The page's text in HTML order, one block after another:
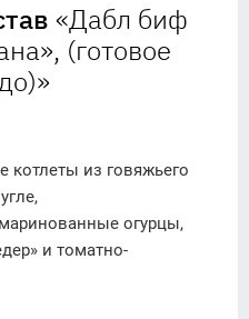
«Дабл биф
(готовое
котлеты из говяжьего
огурцы,
и томатно-